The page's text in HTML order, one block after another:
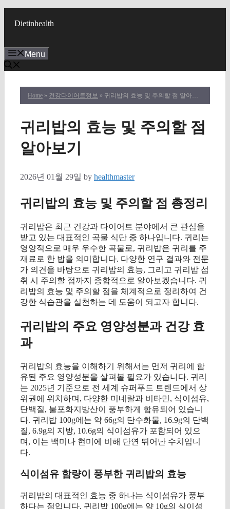
Dietinhealth
Menu
Home » 건강다이어트정보 » 귀리밥의 효능 및 주의할 점 알아보기
귀리밥의 효능 및 주의할 점
알아보기
2026년 01월 29일 by healthmaster
귀리밥의 효능 및 주의할 점 총정리
귀리밥은 최근 건강과 다이어트 분야에서 큰 관심을
받고 있는 대표적인 곡물 식단 중 하나입니다. 귀리는
영양적으로 매우 우수한 곡물로, 귀리밥은 귀리를 주
재료로 한 밥을 의미합니다. 다양한 연구 결과와 전문
가 의견을 바탕으로 귀리밥의 효능, 그리고 귀리밥 섭
취 시 주의할 점까지 종합적으로 알아보겠습니다. 귀
리밥의 효능 및 주의할 점을 체계적으로 정리하여 건
강한 식습관을 실천하는 데 도움이 되고자 합니다.
귀리밥의 주요 영양성분과 건강 효
과
귀리밥의 효능을 이해하기 위해서는 먼저 귀리에 함
유된 주요 영양성분을 살펴볼 필요가 있습니다. 귀리
는 2025년 기준으로 전 세계 슈퍼푸드 트렌드에서 상
위권에 위치하며, 다양한 미네랄과 비타민, 식이섬유,
단백질, 불포화지방산이 풍부하게 함유되어 있습니
다. 귀리밥 100g에는 약 66g의 탄수화물, 16.9g의 단백
질, 6.9g의 지방, 10.6g의 식이섬유가 포함되어 있으
며, 이는 백미나 현미에 비해 단연 뛰어난 수치입니
다.
식이섬유 함량이 풍부한 귀리밥의 효능
귀리밥의 대표적인 효능 중 하나는 식이섬유가 풍부
하다는 점입니다. 귀리밥 100g에는 약 10g의 식이섬